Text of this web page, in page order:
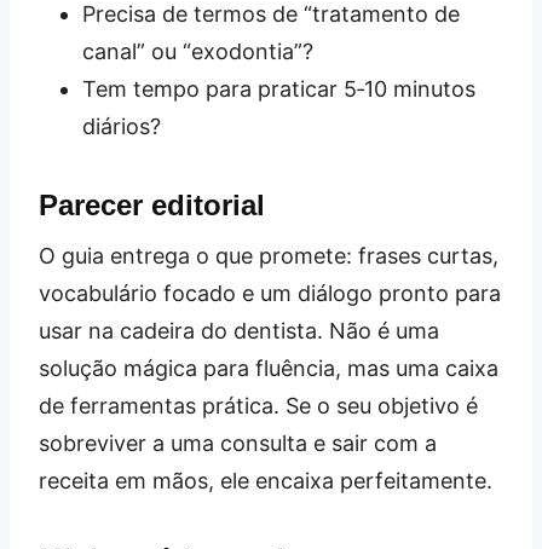
Precisa de termos de “tratamento de
canal” ou “exodontia”?
Tem tempo para praticar 5‑10 minutos
diários?
Parecer editorial
O guia entrega o que promete: frases curtas,
vocabulário focado e um diálogo pronto para
usar na cadeira do dentista. Não é uma
solução mágica para fluência, mas uma caixa
de ferramentas prática. Se o seu objetivo é
sobreviver a uma consulta e sair com a
receita em mãos, ele encaixa perfeitamente.